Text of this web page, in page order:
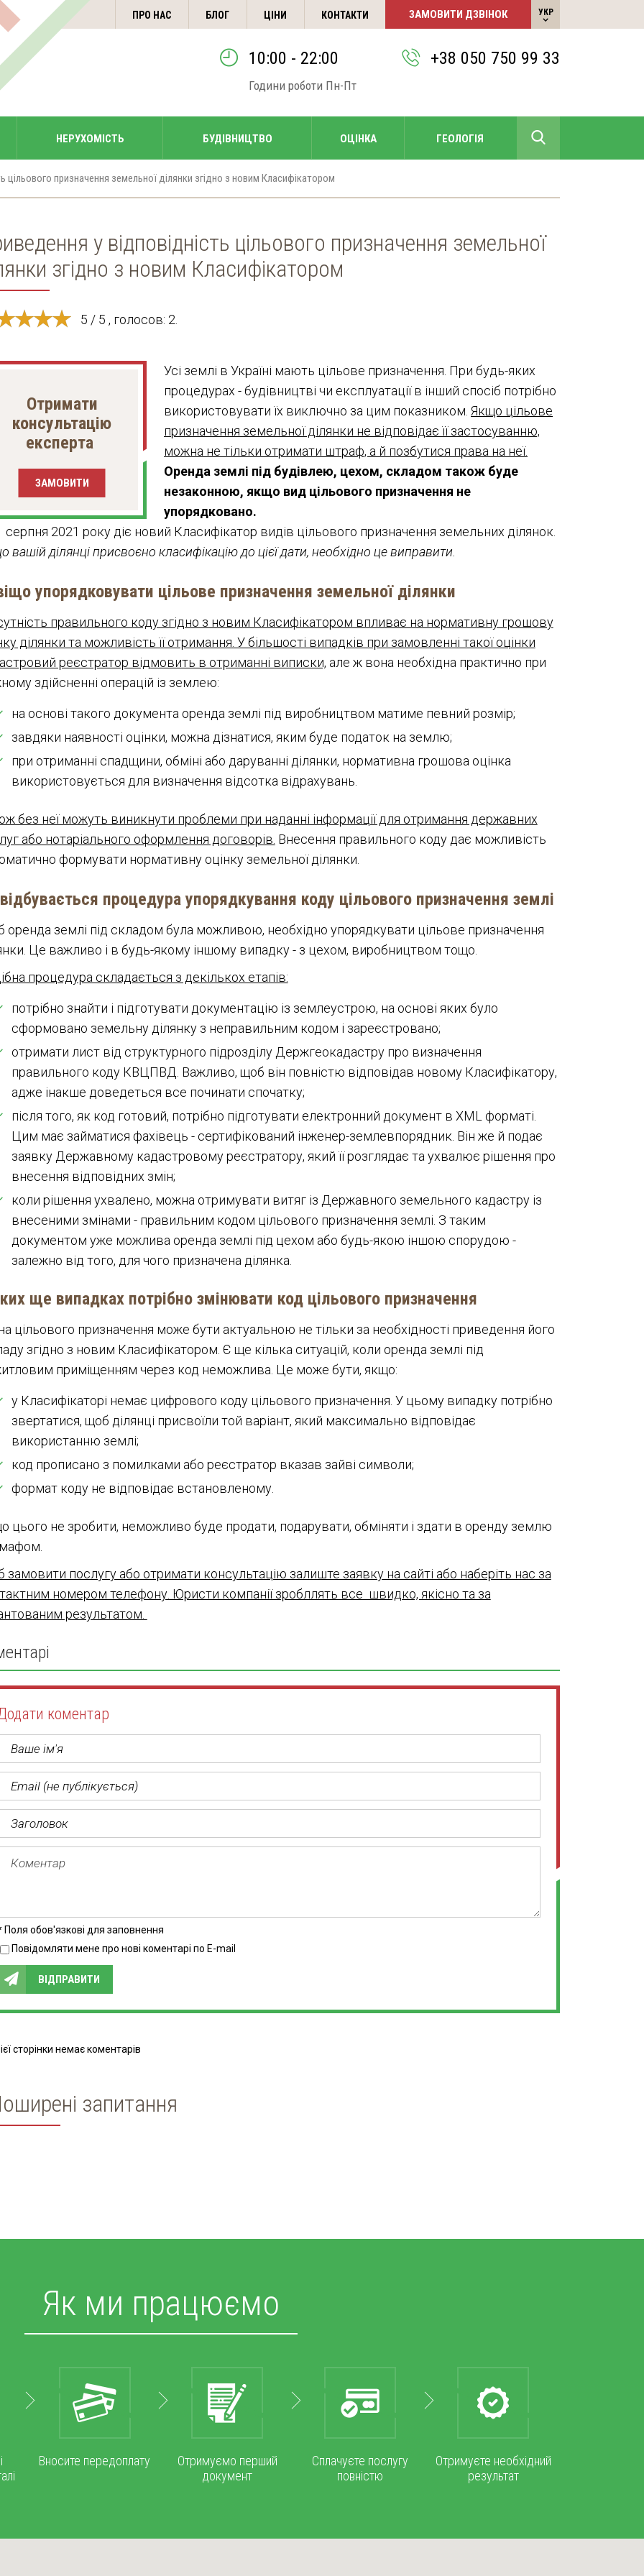
ПРО НАС БЛОГ ЦІНИ КОНТАКТИ ЗАМОВИТИ ДЗВІНОК УКР
10:00 - 22:00
Години роботи Пн-Пт
+38 050 750 99 33
НЕРУХОМІСТЬ БУДІВНИЦТВО ОЦІНКА ГЕОЛОГІЯ
+38 050 750 99 33
РУС
цільового призначення земельної ділянки згідно з новим Класифікатором
у відповідність цільового призначення земельної
згідно з новим Класифікатором
5 / 5 , голосов: 2.
Отримати
консультацію
експерта
ЗАМОВИТИ
Усі землі в Україні мають цільове призначення. При будь-яких
процедурах - будівництві чи експлуатації в інший спосіб потрібно
використовувати їх виключно за цим показником. Якщо цільове
призначення земельної ділянки не відповідає її застосуванню,
можна не тільки отримати штраф, а й позбутися права на неї.
Оренда землі під будівлею, цехом, складом також буде
незаконною, якщо вид цільового призначення не
упорядковано.
серпня 2021 року діє новий Класифікатор видів цільового призначення земельних ділянок.
вашій ділянці присвоєно класифікацію до цієї дати, необхідно це виправити.
упорядковувати цільове призначення земельної ділянки
правильного коду згідно з новим Класифікатором впливає на нормативну грошову
ділянки та можливість її отримання. У більшості випадків при замовленні такої оцінки
реєстратор відмовить в отриманні виписки, але ж вона необхідна практично при
здійсненні операцій із землею:
на основі такого документа оренда землі під виробництвом матиме певний розмір;
завдяки наявності оцінки, можна дізнатися, яким буде податок на землю;
при отриманні спадщини, обміні або даруванні ділянки, нормативна грошова оцінка
використовується для визначення відсотка відрахувань.
без неї можуть виникнути проблеми при наданні інформації для отримання державних
або нотаріального оформлення договорів. Внесення правильного коду дає можливість
формувати нормативну оцінку земельної ділянки.
процедура упорядкування коду цільового призначення землі
оренда землі під складом була можливою, необхідно упорядкувати цільове призначення
Це важливо і в будь-якому іншому випадку - з цехом, виробництвом тощо.
процедура складається з декількох етапів:
потрібно знайти і підготувати документацію із землеустрою, на основі яких було
сформовано земельну ділянку з неправильним кодом і зареєстровано;
отримати лист від структурного підрозділу Держгеокадастру про визначення
правильного коду КВЦПВД. Важливо, щоб він повністю відповідав новому Класифікатору,
адже інакше доведеться все починати спочатку;
після того, як код готовий, потрібно підготувати електронний документ в XML форматі.
Цим має займатися фахівець - сертифікований інженер-землевпорядник. Він же й подає
заявку Державному кадастровому реєстратору, який її розглядає та ухвалює рішення про
внесення відповідних змін;
коли рішення ухвалено, можна отримувати витяг із Державного земельного кадастру із
внесеними змінами - правильним кодом цільового призначення землі. З таким
документом уже можлива оренда землі під цехом або будь-якою іншою спорудою -
залежно від того, для чого призначена ділянка.
ще випадках потрібно змінювати код цільового призначення
цільового призначення може бути актуальною не тільки за необхідності приведення його
згідно з новим Класифікатором. Є ще кілька ситуацій, коли оренда землі під
приміщенням через код неможлива. Це може бути, якщо:
у Класифікаторі немає цифрового коду цільового призначення. У цьому випадку потрібно
звертатися, щоб ділянці присвоїли той варіант, який максимально відповідає
використанню землі;
код прописано з помилками або реєстратор вказав зайві символи;
формат коду не відповідає встановленому.
цього не зробити, неможливо буде продати, подарувати, обміняти і здати в оренду землю
послугу або отримати консультацію залиште заявку на сайті або наберіть нас за
номером телефону. Юристи компанії зробллять все швидко, якісно та за
результатом.
коментар
Поля обов'язкові для заповнення
Повідомляти мене про нові коментарі по E-mail
ВІДПРАВИТИ
сторінки немає коментарів
запитання
Як ми працюємо
Вносите передоплату
Отримуємо перший
документ
Сплачуєте послугу
повністю
Отримуєте необхідний
результат